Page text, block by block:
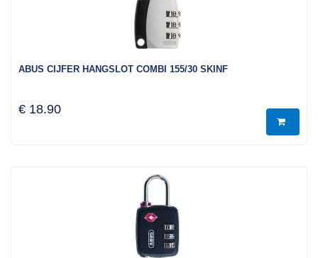
ABUS CIJFER HANGSLOT COMBI 155/30 SKINF
€ 18.90